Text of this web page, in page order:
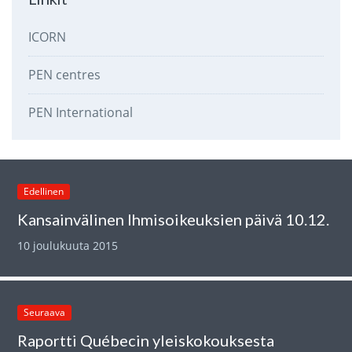
ICORN
PEN centres
PEN International
Edellinen
Kansainvälinen Ihmisoikeuksien päivä 10.12.
10 joulukuuta 2015
Seuraava
Raportti Québecin yleiskokouksesta